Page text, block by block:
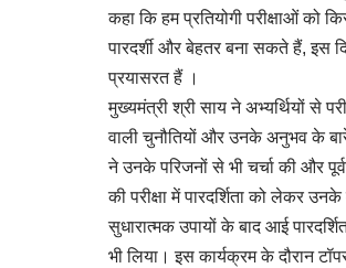
कहा कि हम प्रतियोगी परीक्षाओं को
पारदर्शी और बेहतर बना सकते हैं, इस
प्रयासरत हैं ।
मुख्यमंत्री श्री साय ने अभ्यर्थियों से
वाली चुनौतियों और उनके अनुभव के
ने उनके परिजनों से भी चर्चा की और
की परीक्षा में पारदर्शिता को लेकर
सुधारात्मक उपायों के बाद आई
भी लिया। इस कार्यक्रम के दौरान